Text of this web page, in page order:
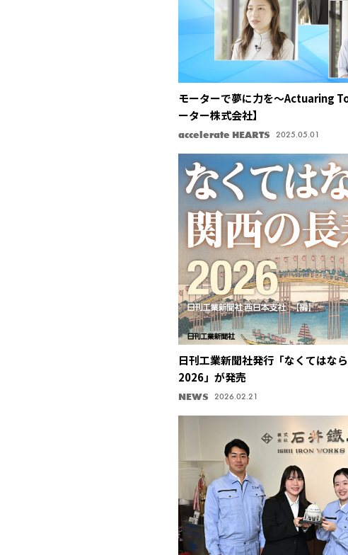
モーターで夢に力を〜Actuaring
ーター株式会社】
accelerate HEARTS 2025.05.01
日刊工業新聞社発行「なくてはな
2026」が発売
NEWS 2026.02.21